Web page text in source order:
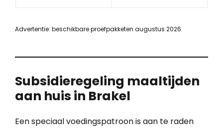
Advertentie: beschikbare proefpakketen augustus 2026
Subsidieregeling maaltijden
aan huis in Brakel
Een speciaal voedingspatroon is aan te raden